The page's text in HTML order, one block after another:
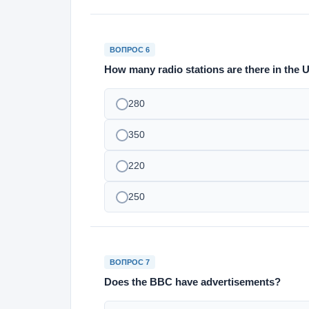
ВОПРОС 6
How many radio stations are there in the
280
350
220
250
ВОПРОС 7
Does the BBC have advertisements?